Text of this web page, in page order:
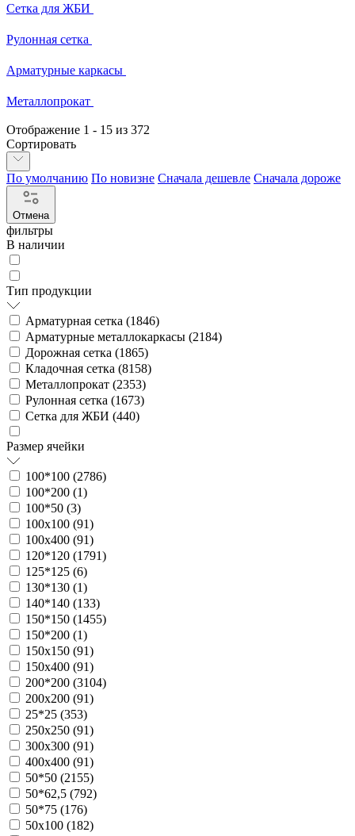
Сетка для ЖБИ
Рулонная сетка
Арматурные каркасы
Металлопрокат
Отображение 1 - 15 из 372
Сортировать
По умолчанию По новизне Сначала дешевле Сначала дороже
Отмена
фильтры
В наличии
Тип продукции
Арматурная сетка (1846)
Арматурные металлокаркасы (2184)
Дорожная сетка (1865)
Кладочная сетка (8158)
Металлопрокат (2353)
Рулонная сетка (1673)
Сетка для ЖБИ (440)
Размер ячейки
100*100 (2786)
100*200 (1)
100*50 (3)
100х100 (91)
100х400 (91)
120*120 (1791)
125*125 (6)
130*130 (1)
140*140 (133)
150*150 (1455)
150*200 (1)
150х150 (91)
150х400 (91)
200*200 (3104)
200х200 (91)
25*25 (353)
250х250 (91)
300х300 (91)
400х400 (91)
50*50 (2155)
50*62,5 (792)
50*75 (176)
50х100 (182)